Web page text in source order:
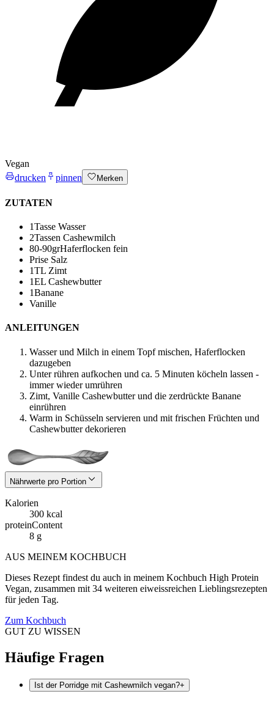
Vegan
drucken
pinnen Merken
ZUTATEN
1Tasse Wasser
2Tassen Cashewmilch
80-90grHaferflocken fein
Prise Salz
1TL Zimt
1EL Cashewbutter
1Banane
Vanille
ANLEITUNGEN
Wasser und Milch in einem Topf mischen, Haferflocken
dazugeben
Unter rühren aufkochen und ca. 5 Minuten köcheln lassen -
immer wieder umrühren
Zimt, Vanille Cashewbutter und die zerdrückte Banane
einrühren
Warm in Schüsseln servieren und mit frischen Früchten und
Cashewbutter dekorieren
Nährwerte pro Portion
Kalorien
300 kcal
proteinContent
8 g
AUS MEINEM KOCHBUCH
Dieses Rezept findest du auch in meinem Kochbuch High Protein
Vegan, zusammen mit 34 weiteren eiweissreichen Lieblingsrezepten
für jeden Tag.
Zum Kochbuch
GUT ZU WISSEN
Häufige Fragen
Ist der Porridge mit Cashewmilch vegan?+